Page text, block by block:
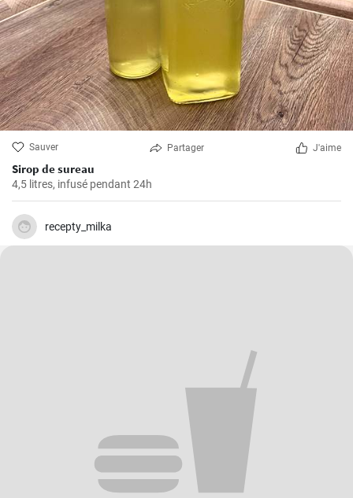
Sauver Partager J'aime
Sirop de sureau
4,5 litres, infusé pendant 24h
recepty_milka